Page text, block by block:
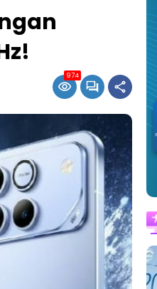
974